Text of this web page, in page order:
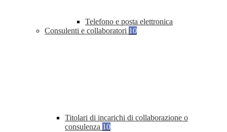
Telefono e posta elettronica
Consulenti e collaboratori 10
Titolari di incarichi di collaborazione o
consulenza 10